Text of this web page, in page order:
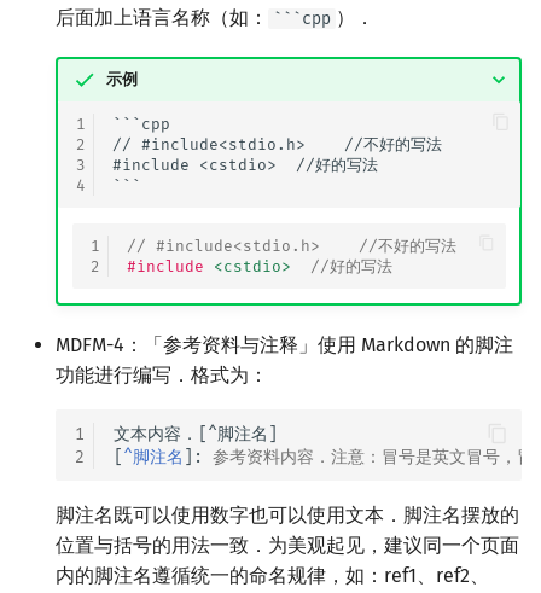
后面加上语言名称（如：
```cpp ）．
示例
1
2
3
4
```cpp
// #include<stdio.h>    //不好的写法
#include <cstdio>  //好的写法
1
2
// #include<stdio.h>    //不好的写法
#include
<cstdio>
  //好的写法
MDFM-4：「参考资料与注释」使用 Markdown 的脚注
功能进行编写．格式为：
1
2
文本内容．[^脚注名]
^脚注名 ]: 参考资料内容．注意：冒号是英文冒号，冒
脚注名既可以使用数字也可以使用文本．脚注名摆放的
位置与括号的用法一致．为美观起见，建议同一个页面
内的脚注名遵循统一的命名规律，如：ref1、ref2、